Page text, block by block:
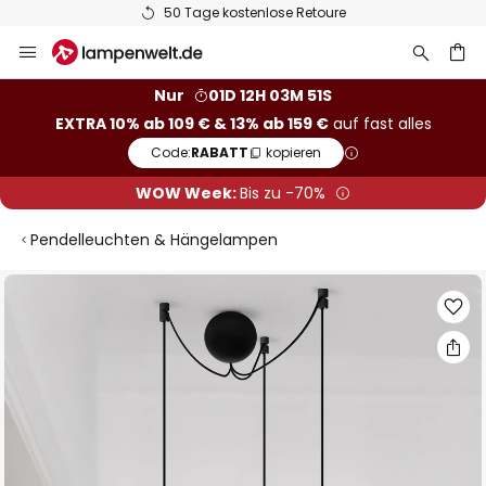
50 Tage kostenlose Retoure
Inhalt
Nur
01D 12H 03M 51S
EXTRA 10% ab 109 € & 13% ab 159 €auf fast alles
Code:RABATT kopieren
WOW Week:Bis zu -70%
Pendelleuchten & Hängelampen
Zum
springen